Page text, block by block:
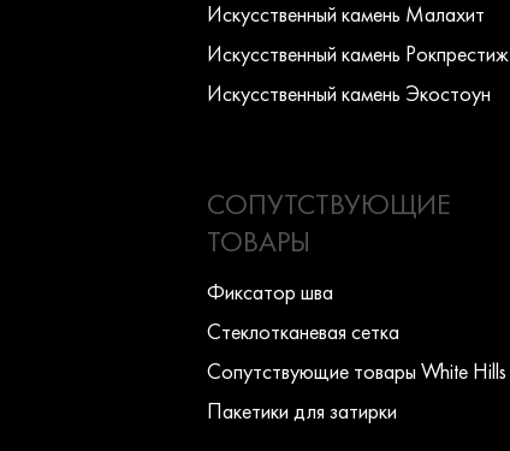
Искусcтвенный камень Малахит
Искусcтвенный камень Рокпрестиж
Искусcтвенный камень Экостоун
СОПУТСТВУЮЩИЕ
ТОВАРЫ
Фиксатор шва
Стеклотканевая сетка
Сопутствующие товары White Hills
Пакетики для затирки